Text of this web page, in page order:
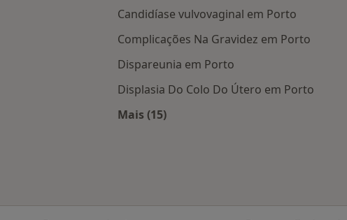
Candidíase vulvovaginal em Porto
Complicações Na Gravidez em Porto
Dispareunia em Porto
Displasia Do Colo Do Útero em Porto
Mais (15)